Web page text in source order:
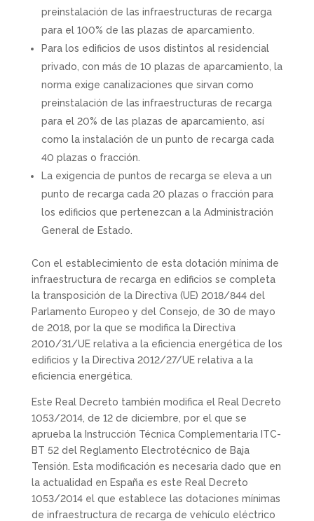
preinstalación de las infraestructuras de recarga
para el 100% de las plazas de aparcamiento.
Para los edificios de usos distintos al residencial
privado, con más de 10 plazas de aparcamiento, la
norma exige canalizaciones que sirvan como
preinstalación de las infraestructuras de recarga
para el 20% de las plazas de aparcamiento, así
como la instalación de un punto de recarga cada
40 plazas o fracción.
La exigencia de puntos de recarga se eleva a un
punto de recarga cada 20 plazas o fracción para
los edificios que pertenezcan a la Administración
General de Estado.
Con el establecimiento de esta dotación mínima de
infraestructura de recarga en edificios se completa
la transposición de la Directiva (UE) 2018/844 del
Parlamento Europeo y del Consejo, de 30 de mayo
de 2018, por la que se modifica la Directiva
2010/31/UE relativa a la eficiencia energética de los
edificios y la Directiva 2012/27/UE relativa a la
eficiencia energética.
Este Real Decreto también modifica el Real Decreto
1053/2014, de 12 de diciembre, por el que se
aprueba la Instrucción Técnica Complementaria ITC-
BT 52 del Reglamento Electrotécnico de Baja
Tensión. Esta modificación es necesaria dado que en
la actualidad en España es este Real Decreto
1053/2014 el que establece las dotaciones mínimas
de infraestructura de recarga de vehículo eléctrico